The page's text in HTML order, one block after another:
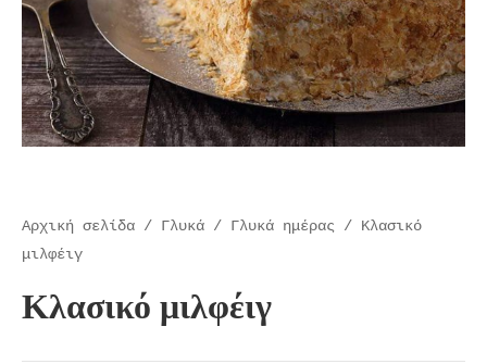
Αρχική σελίδα / Γλυκά / Γλυκά ημέρας / Κλασικό
μιλφέιγ
Κλασικό μιλφέιγ